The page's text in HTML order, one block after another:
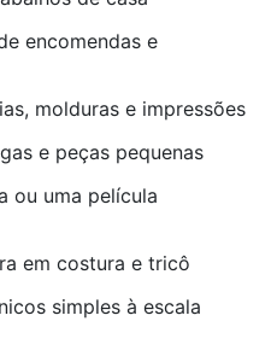
encomendas e
molduras e impressões
e peças pequenas
ou uma película
em costura e tricô
simples à escala